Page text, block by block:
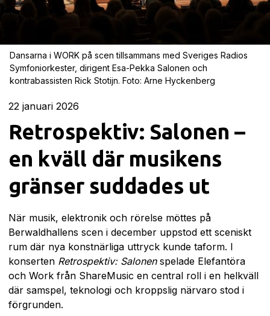
Dansarna i WORK på scen tillsammans med Sveriges Radios
Symfoniorkester, dirigent Esa-Pekka Salonen och
kontrabassisten Rick Stotijn. Foto: Arne Hyckenberg
22 januari 2026
Retrospektiv: Salonen –
en kväll där musikens
gränser suddades ut
När musik, elektronik och rörelse möttes på
Berwaldhallens scen i december uppstod ett sceniskt
rum där nya konstnärliga uttryck kunde taform. I
konserten Retrospektiv: Salonenspelade Elefantöra
och Work från ShareMusic en central roll i en helkväll
där samspel, teknologi och kroppslig närvaro stod i
förgrunden.